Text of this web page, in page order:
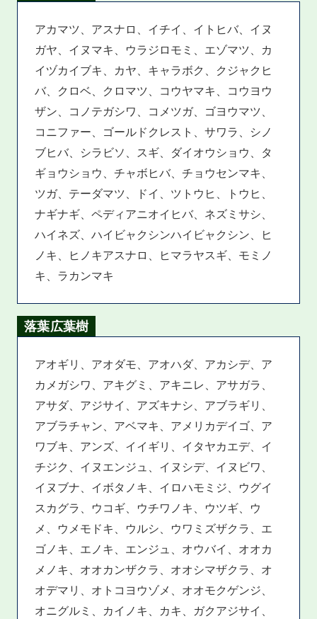
アカマツ、アスナロ、イチイ、イトヒバ、イヌ
ガヤ、イヌマキ、ウラジロモミ、エゾマツ、カ
イヅカイブキ、カヤ、キャラボク、クジャクヒ
バ、クロベ、クロマツ、コウヤマキ、コウヨウ
ザン、コノテガシワ、コメツガ、ゴヨウマツ、
コニファー、ゴールドクレスト、サワラ、シノ
ブヒバ、シラビソ、スギ、ダイオウショウ、タ
ギョウショウ、チャボヒバ、チョウセンマキ、
ツガ、テーダマツ、ドイ、ツトウヒ、トウヒ、
ナギナギ、ペディアニオイヒバ、ネズミサシ、
ハイネズ、ハイビャクシンハイビャクシン、ヒ
ノキ、ヒノキアスナロ、ヒマラヤスギ、モミノ
キ、ラカンマキ
落葉広葉樹
アオギリ、アオダモ、アオハダ、アカシデ、ア
カメガシワ、アキグミ、アキニレ、アサガラ、
アサダ、アジサイ、アズキナシ、アブラギリ、
アブラチャン、アベマキ、アメリカデイゴ、ア
ワブキ、アンズ、イイギリ、イタヤカエデ、イ
チジク、イヌエンジュ、イヌシデ、イヌビワ、
イヌブナ、イボタノキ、イロハモミジ、ウグイ
スカグラ、ウコギ、ウチワノキ、ウツギ、ウ
メ、ウメモドキ、ウルシ、ウワミズザクラ、エ
ゴノキ、エノキ、エンジュ、オウバイ、オオカ
メノキ、オオカンザクラ、オオシマザクラ、オ
オデマリ、オトコヨウゾメ、オオモクゲンジ、
オニグルミ、カイノキ、カキ、ガクアジサイ、